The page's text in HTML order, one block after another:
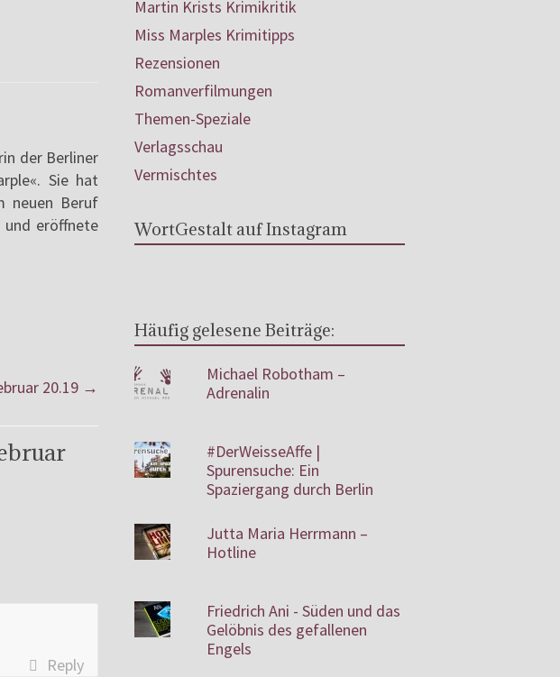
der Berliner
Sie hat
neuen Beruf
eröffnete
20.19 →
Reply
Martin Krists Krimikritik
Miss Marples Krimitipps
Rezensionen
Romanverfilmungen
Themen-Speziale
Verlagsschau
Vermischtes
WortGestalt auf Instagram
Häufig gelesene Beiträge:
Michael Robotham –
Adrenalin
#DerWeisseAffe |
Spurensuche: Ein
Spaziergang durch Berlin
Jutta Maria Herrmann –
Hotline
Friedrich Ani - Süden und das
Gelöbnis des gefallenen
Engels